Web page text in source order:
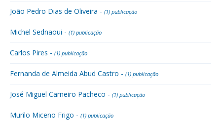
João Pedro Dias de Oliveira - (1) publicação
Michel Sednaoui - (1) publicação
Carlos Pires - (1) publicação
Fernanda de Almeida Abud Castro - (1) publicação
José Miguel Carneiro Pacheco - (1) publicação
Murilo Miceno Frigo - (1) publicação